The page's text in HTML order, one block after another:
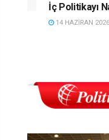
İç Politikayı
14 HAZIRAN 2026